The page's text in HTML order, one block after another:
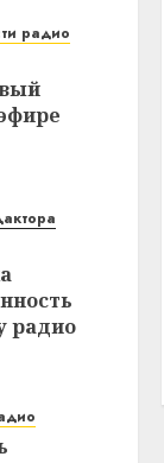
радио
радио